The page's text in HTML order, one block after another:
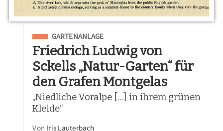
Eingeordnet unter
GARTENANLAGE
Friedrich Ludwig von
Sckells „Natur-Garten“ für
den Grafen Montgelas
„Niedliche Voralpe [...] in ihrem grünen
Kleide“
Von Iris Lauterbach